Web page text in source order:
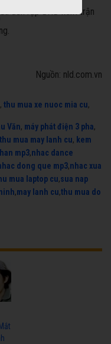
đến rạp BHD xem trận
Nguồn: nld.com.vn
, thu mua xe nuoc mia cu,
Văn, máy phát điện 3 pha,
thu mua may lanh cu, kem
mp3,nhac dance
dong que mp3,nhac xua
mua laptop cu,sua nap
,may lanh cu,thu mua do